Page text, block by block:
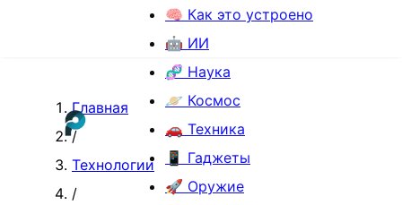
🧠 Как это устроено
🤖 ИИ
🧬 Наука
🪐 Космос
🚗 Техника
📱 Гаджеты
🚀 Оружие
Главная
/
Технологии
/